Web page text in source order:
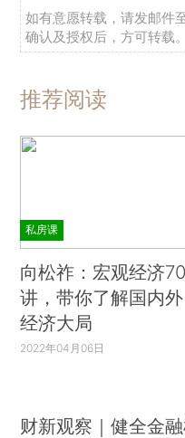
如有意愿转载，请发邮件
确认及授权后，方可转载。
推荐阅读
私房课
向松祚：宏观经济70
讲，带你了解国内外
经济大局
2022年04月06日
财新观察｜健全金